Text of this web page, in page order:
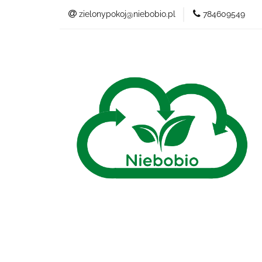
zielonypokoj@niebobio.pl 784609549